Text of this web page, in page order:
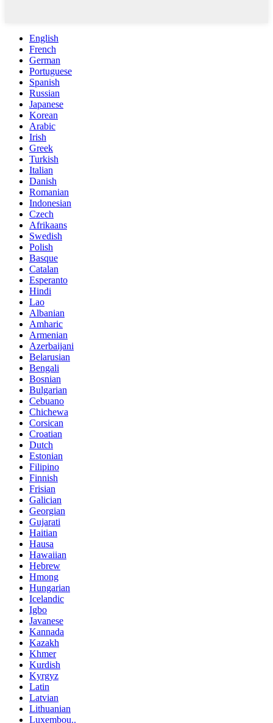
English
French
German
Portuguese
Spanish
Russian
Japanese
Korean
Arabic
Irish
Greek
Turkish
Italian
Danish
Romanian
Indonesian
Czech
Afrikaans
Swedish
Polish
Basque
Catalan
Esperanto
Hindi
Lao
Albanian
Amharic
Armenian
Azerbaijani
Belarusian
Bengali
Bosnian
Bulgarian
Cebuano
Chichewa
Corsican
Croatian
Dutch
Estonian
Filipino
Finnish
Frisian
Galician
Georgian
Gujarati
Haitian
Hausa
Hawaiian
Hebrew
Hmong
Hungarian
Icelandic
Igbo
Javanese
Kannada
Kazakh
Khmer
Kurdish
Kyrgyz
Latin
Latvian
Lithuanian
Luxembou..